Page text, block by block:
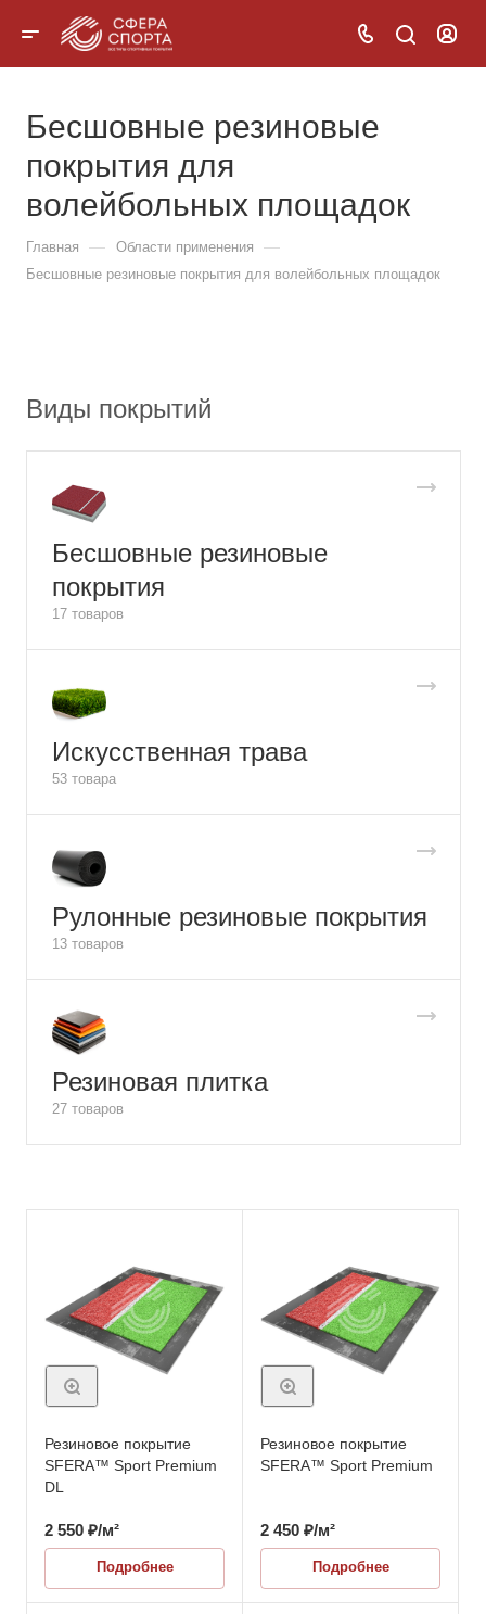
Бесшовные резиновые
покрытия для
волейбольных площадок
Главная — Области применения —
Бесшовные резиновые покрытия для волейбольных площадок
Виды покрытий
Бесшовные резиновые
покрытия
17 товаров
Искусственная трава
53 товара
Рулонные резиновые покрытия
13 товаров
Резиновая плитка
27 товаров
Резиновое покрытие
SFERA™ Sport Premium
DL
2 550 ₽/м²
Подробнее
Резиновое покрытие
SFERA™ Sport Premium
2 450 ₽/м²
Подробнее